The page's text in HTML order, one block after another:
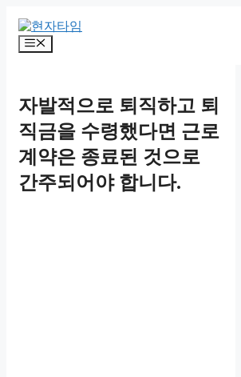
content Menu
자발적으로 퇴직하고 퇴
직금을 수령했다면 근로
계약은 종료된 것으로
간주되어야 합니다.